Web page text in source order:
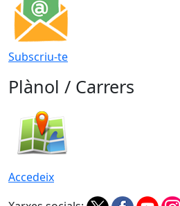
Subscriu-te
Plànol / Carrers
Accedeix